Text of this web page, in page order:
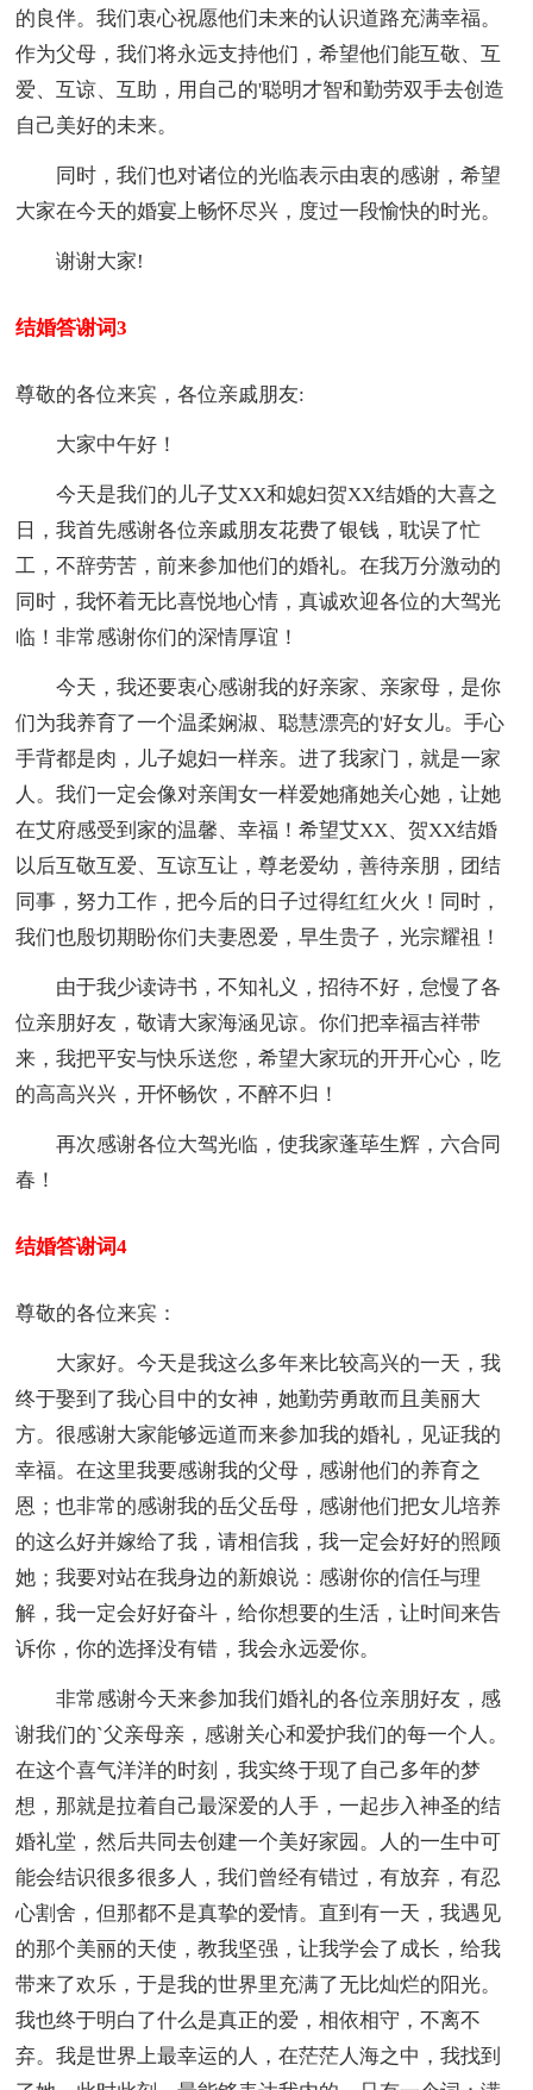
的良伴。我们衷心祝愿他们未来的认识道路充满幸福。
作为父母，我们将永远支持他们，希望他们能互敬、互
爱、互谅、互助，用自己的'聪明才智和勤劳双手去创造
自己美好的未来。
同时，我们也对诸位的光临表示由衷的感谢，希望
大家在今天的婚宴上畅怀尽兴，度过一段愉快的时光。
谢谢大家!
结婚答谢词3
尊敬的各位来宾，各位亲戚朋友:
大家中午好！
今天是我们的儿子艾XX和媳妇贺XX结婚的大喜之
日，我首先感谢各位亲戚朋友花费了银钱，耽误了忙
工，不辞劳苦，前来参加他们的婚礼。在我万分激动的
同时，我怀着无比喜悦地心情，真诚欢迎各位的大驾光
临！非常感谢你们的深情厚谊！
今天，我还要衷心感谢我的好亲家、亲家母，是你
们为我养育了一个温柔娴淑、聪慧漂亮的'好女儿。手心
手背都是肉，儿子媳妇一样亲。进了我家门，就是一家
人。我们一定会像对亲闺女一样爱她痛她关心她，让她
在艾府感受到家的温馨、幸福！希望艾XX、贺XX结婚
以后互敬互爱、互谅互让，尊老爱幼，善待亲朋，团结
同事，努力工作，把今后的日子过得红红火火！同时，
我们也殷切期盼你们夫妻恩爱，早生贵子，光宗耀祖！
由于我少读诗书，不知礼义，招待不好，怠慢了各
位亲朋好友，敬请大家海涵见谅。你们把幸福吉祥带
来，我把平安与快乐送您，希望大家玩的开开心心，吃
的高高兴兴，开怀畅饮，不醉不归！
再次感谢各位大驾光临，使我家蓬荜生辉，六合同
春！
结婚答谢词4
尊敬的各位来宾：
大家好。今天是我这么多年来比较高兴的一天，我
终于娶到了我心目中的女神，她勤劳勇敢而且美丽大
方。很感谢大家能够远道而来参加我的婚礼，见证我的
幸福。在这里我要感谢我的父母，感谢他们的养育之
恩；也非常的感谢我的岳父岳母，感谢他们把女儿培养
的这么好并嫁给了我，请相信我，我一定会好好的照顾
她；我要对站在我身边的新娘说：感谢你的信任与理
解，我一定会好好奋斗，给你想要的生活，让时间来告
诉你，你的选择没有错，我会永远爱你。
非常感谢今天来参加我们婚礼的各位亲朋好友，感
谢我们的`父亲母亲，感谢关心和爱护我们的每一个人。
在这个喜气洋洋的时刻，我实终于现了自己多年的梦
想，那就是拉着自己最深爱的人手，一起步入神圣的结
婚礼堂，然后共同去创建一个美好家园。人的一生中可
能会结识很多很多人，我们曾经有错过，有放弃，有忍
心割舍，但那都不是真挚的爱情。直到有一天，我遇见
的那个美丽的天使，教我坚强，让我学会了成长，给我
带来了欢乐，于是我的世界里充满了无比灿烂的阳光。
我也终于明白了什么是真正的爱，相依相守，不离不
弃。我是世界上最幸运的人，在茫茫人海之中，我找到